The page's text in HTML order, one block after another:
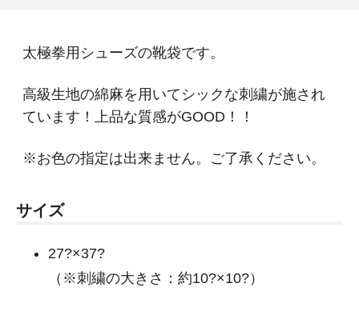
太極拳用シューズの靴袋です。
高級生地の綿麻を用いてシックな刺繍が施され
ています！上品な質感がGOOD！！
※お色の指定は出来ません。ご了承ください。
サイズ
27?×37?
（※刺繍の大きさ：約10?×10?）